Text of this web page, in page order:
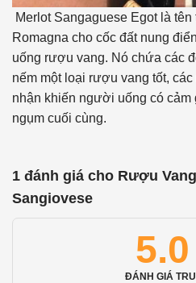
Merlot Sangaguese Egot là
Romagna cho cốc đất nung
uống rượu vang. Nó chứa các
nếm một loại rượu vang tốt,
nhận khiến người uống có cảm
ngụm cuối cùng.
1 đánh giá cho Rượu
Sangiovese
ĐÁNH GIÁ